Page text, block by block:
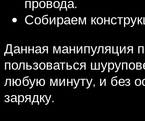
Собираем
Данная манипуляция
пользоваться
любую минуту, и без
зарядку.